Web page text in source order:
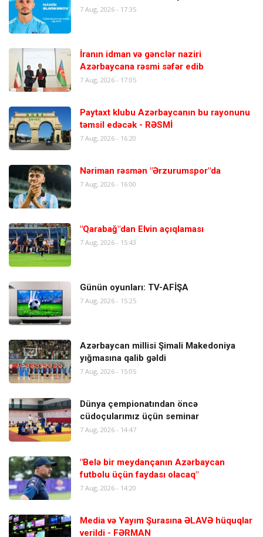
7 Aug, 2026 - 17:35
İranın idman və gənclər naziri
Azərbaycana rəsmi səfər edib
7 Aug, 2026 - 17:05
Paytaxt klubu Azərbaycanın bu rayonunu
təmsil edəcək - RƏSMİ
7 Aug, 2026 - 16:20
Nəriman rəsmən "Ərzurumspor"da
7 Aug, 2026 - 16:00
"Qarabağ"dan Elvin açıqlaması
7 Aug, 2026 - 15:43
Günün oyunları: TV-AFİŞA
7 Aug, 2026 - 15:25
Azərbaycan millisi Şimali Makedoniya
yığmasına qalib gəldi
7 Aug, 2026 - 15:05
Dünya çempionatından öncə
cüdoçularımız üçün seminar
7 Aug, 2026 - 14:47
"Belə bir meydançanın Azərbaycan
futbolu üçün faydası olacaq"
7 Aug, 2026 - 14:20
Media və Yayım Şurasına ƏLAVƏ hüquqlar
verildi - FƏRMAN